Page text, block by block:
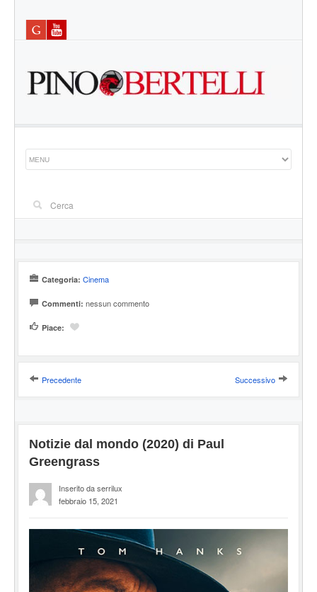
Categoria: Cinema
Commenti: nessun commento
Piace:
Precedente Successivo
Notizie dal mondo (2020) di Paul
Greengrass
Inserito da serrilux
febbraio 15, 2021